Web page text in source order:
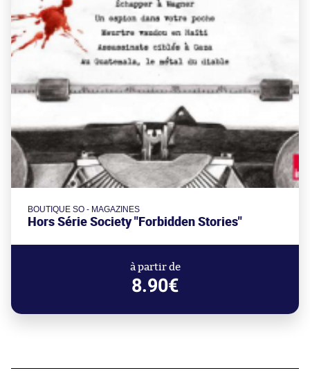
BOUTIQUE SO - MAGAZINES
Hors Série Society "Forbidden Stories"
à partir de
8.90€